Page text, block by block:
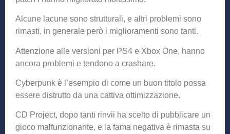
Alcune lacune sono strutturali, e altri problemi sono
rimasti, in generale però i miglioramenti sono tanti.
Attenzione alle versioni per PS4 e Xbox One, hanno
ancora problemi e tendono a crashare.
Cyberpunk è l’esempio di come un buon titolo possa
essere distrutto da una cattiva ottimizzazione.
CD Project, dopo tanti rinvii ha scelto di pubblicare un
gioco malfunzionante, e la fama negativa è rimasta su